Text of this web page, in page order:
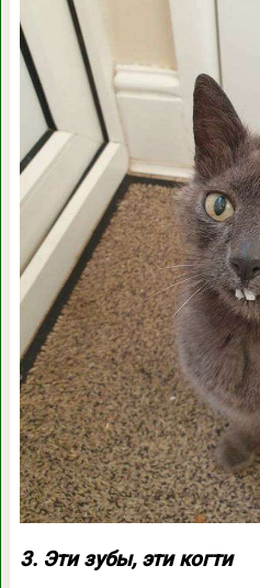
3. Эти зубы, эти когти